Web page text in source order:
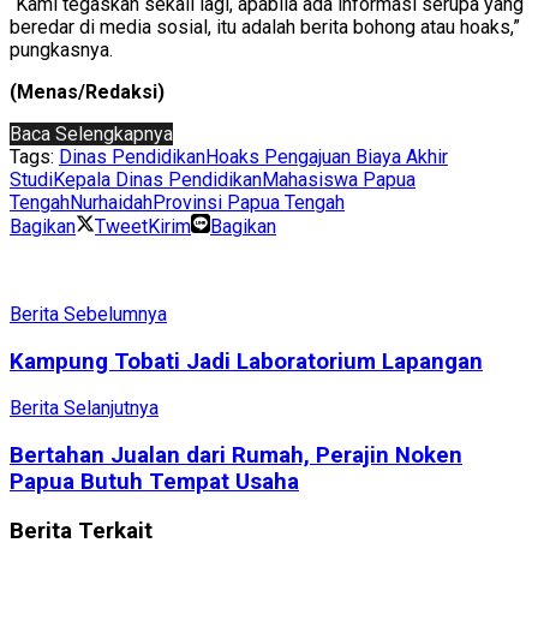
beredar di media sosial, itu adalah berita bohong atau hoaks,”
pungkasnya.
(Menas/Redaksi)
Baca Selengkapnya
Tags: Dinas PendidikanHoaks Pengajuan Biaya Akhir
StudiKepala Dinas PendidikanMahasiswa Papua
TengahNurhaidahProvinsi Papua Tengah
Bagikan
TweetKirim Bagikan
Berita Sebelumnya
Kampung Tobati Jadi Laboratorium Lapangan
Berita Selanjutnya
Bertahan Jualan dari Rumah, Perajin Noken
Papua Butuh Tempat Usaha
Berita Terkait